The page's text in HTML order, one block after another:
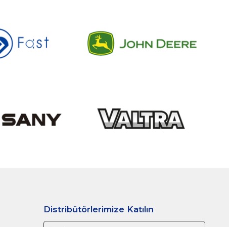
Distribütörlerimize Katılın